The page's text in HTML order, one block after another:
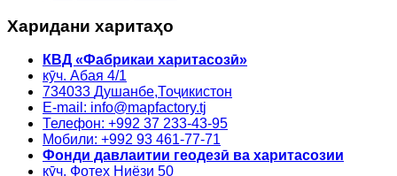
Харидани харитаҳо
КВД «Фабрикаи харитасозӣ»
кӯч. Абая 4/1
734033 Душанбе,Тоҷикистон
E-mail: info@mapfactory.tj
Телефон: +992 37 233-43-95
Мобили: +992 93 461-77-71
Фонди давлаитии геодезӣ ва харитасозии
кӯч. Фотех Ниёзи 50